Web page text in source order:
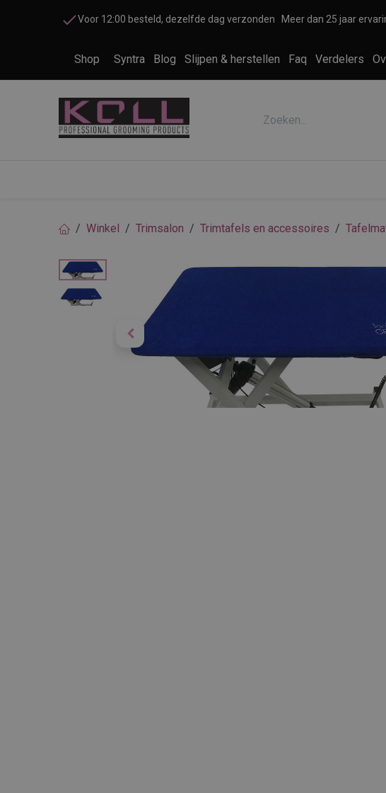
Voor 12:00 besteld, dezelfde dag verzonden Meer dan 25 jaar
Shop Syntra Blog Slijpen & herstellen Faq Verdelers
Winkel Trimsalon Trimtafels en accessoires